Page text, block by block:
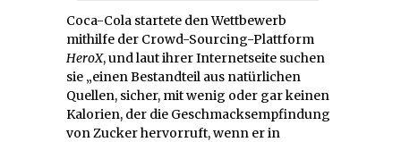
Coca-Cola startete den Wettbewerb
mithilfe der Crowd-Sourcing-Plattform
HeroX, und laut ihrer Internetseite suchen
sie „einen Bestandteil aus natürlichen
Quellen, sicher, mit wenig oder gar keinen
Kalorien, der die Geschmacksempfindung
von Zucker hervorruft, wenn er in